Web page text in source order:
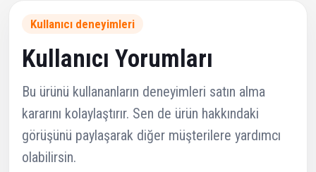
Kullanıcı deneyimleri
Kullanıcı Yorumları
Bu ürünü kullananların deneyimleri satın alma
kararını kolaylaştırır. Sen de ürün hakkındaki
görüşünü paylaşarak diğer müşterilere yardımcı
olabilirsin.